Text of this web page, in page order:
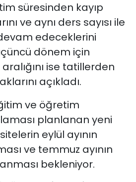
süresinden kayıp
ve aynı ders sayısı ile
edeceklerini
dönem için
ise tatillerden
açıkladı.
ve öğretim
planlanan yeni
eylül ayının
ve temmuz ayının
bekleniyor.